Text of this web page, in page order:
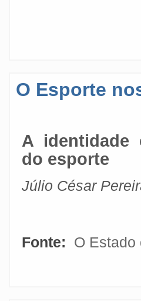
O Esporte
A identidade
do esporte
Júlio César
Fonte: O Estado